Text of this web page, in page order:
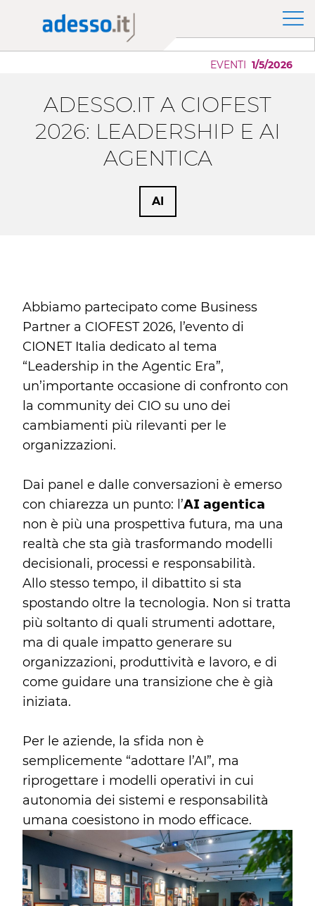
Il Gruppo adesso SE
Sponsorship
Modernizzazione Applicazioni
Sviluppo Applicazioni Low Code
Case History
Eventi
EVENTI 1/5/2026
ADESSO.IT A CIOFEST
2026: LEADERSHIP E AI
AGENTICA
AI
Abbiamo partecipato come Business
Partner a CIOFEST 2026, l’evento di
CIONET Italia dedicato al tema
“Leadership in the Agentic Era”,
un’importante occasione di confronto con
la community dei CIO su uno dei
cambiamenti più rilevanti per le
organizzazioni.
Dai panel e dalle conversazioni è emerso
con chiarezza un punto: l’𝗔𝗜 𝗮𝗴𝗲𝗻𝘁𝗶𝗰𝗮
non è più una prospettiva futura, ma una
realtà che sta già trasformando modelli
decisionali, processi e responsabilità.
Allo stesso tempo, il dibattito si sta
spostando oltre la tecnologia. Non si tratta
più soltanto di quali strumenti adottare,
ma di quale impatto generare su
organizzazioni, produttività e lavoro, e di
come guidare una transizione che è già
iniziata.
Per le aziende, la sfida non è
semplicemente “adottare l’AI”, ma
riprogettare i modelli operativi in cui
autonomia dei sistemi e responsabilità
umana coesistono in modo efficace.